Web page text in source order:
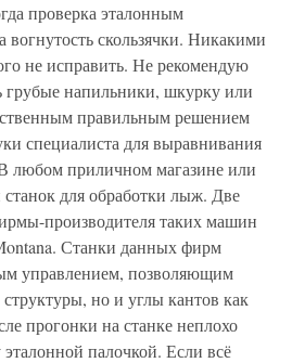
проверка эталонным
скользячки. Никакими
не исправить. Не рекомендую
грубые напильники, шкурку или
правильным решением
специалиста для выравнивания
В любом приличном магазине или
станок для обработки лыж. Две
производителя таких машин
Станки данных фирм
управлением, позволяющим
структуры, но и углы кантов как
прогонки на станке неплохо
палочкой. Если всё